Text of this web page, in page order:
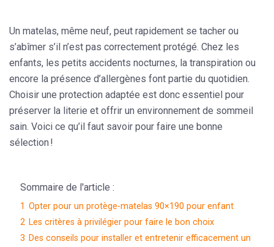
Un matelas, même neuf, peut rapidement se tacher ou
s’abîmer s’il n’est pas correctement protégé. Chez les
enfants, les petits accidents nocturnes, la transpiration ou
encore la présence d’allergènes font partie du quotidien.
Choisir une protection adaptée est donc essentiel pour
préserver la literie et offrir un environnement de sommeil
sain. Voici ce qu’il faut savoir pour faire une bonne
sélection !
Sommaire de l'article :
1 Opter pour un protège-matelas 90×190 pour enfant
2 Les critères à privilégier pour faire le bon choix
3 Des conseils pour installer et entretenir efficacement un